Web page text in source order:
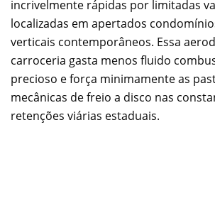
incrivelmente rápidas por limitadas
localizadas em apertados
verticais contemporâneos. Essa
carroceria gasta menos fluido
precioso e força minimamente as
mecânicas de freio a disco nas
retenções viárias estaduais.